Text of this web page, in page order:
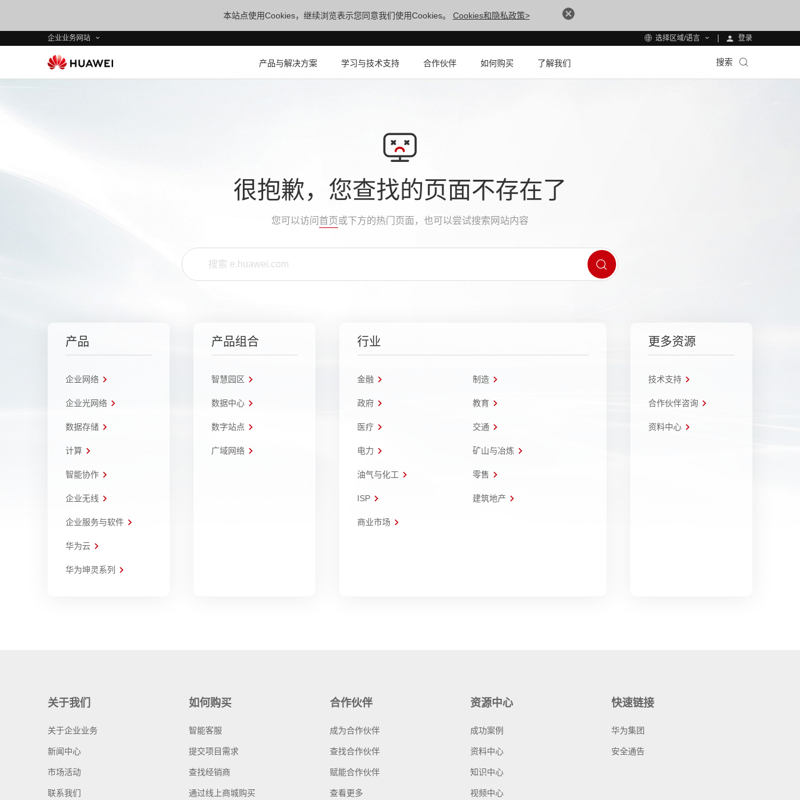
本站点使用Cookies，继续浏览表示您同意我们使用Cookies。 Cookies和隐私政策>
企业业务网站 选择区域/语言 登录
产品与解决方案 学习与技术支持 合作伙伴 如何购买 了解我们 搜索
很抱歉，您查找的页面不存在了
您可以访问 首页或下方的热门页面，也可以尝试搜索网站内容
产品
企业网络
企业光网络
数据存储
计算
智能协作
企业无线
企业服务与软件
华为云
华为坤灵系列
产品组合
智慧园区
数据中心
数字站点
广域网络
行业
金融 制造
政府 教育
医疗 交通
电力 矿山与冶炼
油气与化工 零售
ISP 建筑地产
商业市场
更多资源
技术支持
合作伙伴咨询
资料中心
关于我们
关于企业业务
新闻中心
市场活动
联系我们
如何购买
智能客服
提交项目需求
查找经销商
通过线上商城购买
合作伙伴
成为合作伙伴
查找合作伙伴
赋能合作伙伴
查看更多
资源中心
成功案例
资料中心
知识中心
视频中心
快速链接
华为集团
安全通告